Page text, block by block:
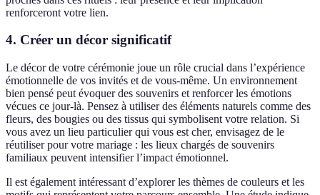
renforceront votre lien.
4. Créer un décor significatif
Le décor de votre cérémonie joue un rôle crucial dans l’expérience
émotionnelle de vos invités et de vous-même. Un environnement
bien pensé peut évoquer des souvenirs et renforcer les émotions
vécues ce jour-là. Pensez à utiliser des éléments naturels comme des
fleurs, des bougies ou des tissus qui symbolisent votre relation. Si
vous avez un lieu particulier qui vous est cher, envisagez de le
réutiliser pour votre mariage : les lieux chargés de souvenirs
familiaux peuvent intensifier l’impact émotionnel.
Il est également intéressant d’explorer les thèmes de couleurs et les